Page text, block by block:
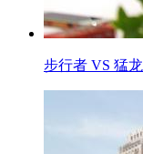
步行者 VS 猛龙